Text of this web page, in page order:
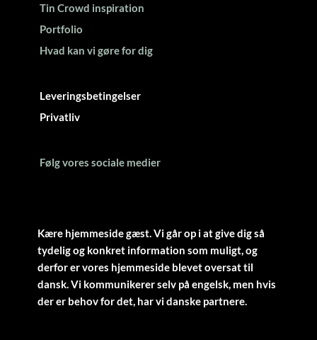
Tin Crowd inspiration
Portfolio
Hvad kan vi gøre for dig
Leveringsbetingelser
Privatliv
Følg vores sociale medier
Kære hjemmeside gæst. Vi går op i at give dig så
tydelig og konkret information som muligt, og
derfor er vores hjemmeside blevet oversat til
dansk. Vi kommunikerer selv på engelsk, men hvis
der er behov for det, har vi danske partnere.